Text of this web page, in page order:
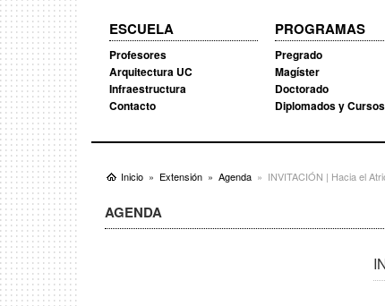
ESCUELA
Profesores
Arquitectura UC
Infraestructura
Contacto
PROGRAMAS
Pregrado
Magíster
Doctorado
Diplomados y Cursos
Inicio Extensión Agenda INVITACIÓN | Hacia el
AGENDA